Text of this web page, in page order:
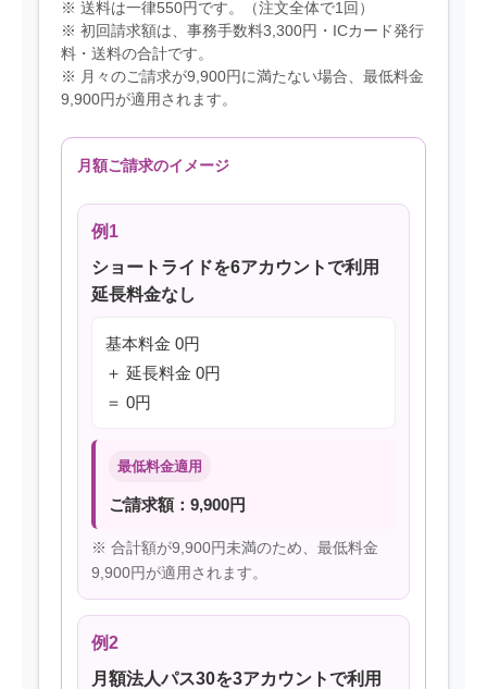
※ 送料は一律550円です。（注文全体で1回）
※ 初回請求額は、事務手数料3,300円・ICカード発行
料・送料の合計です。
※ 月々のご請求が9,900円に満たない場合、最低料金
9,900円が適用されます。
月額ご請求のイメージ
例1
ショートライドを6アカウントで利用
延長料金なし
基本料金 0円
＋ 延長料金 0円
＝ 0円
最低料金適用
ご請求額：9,900円
※ 合計額が9,900円未満のため、最低料金
9,900円が適用されます。
例2
月額法人パス30を3アカウントで利用